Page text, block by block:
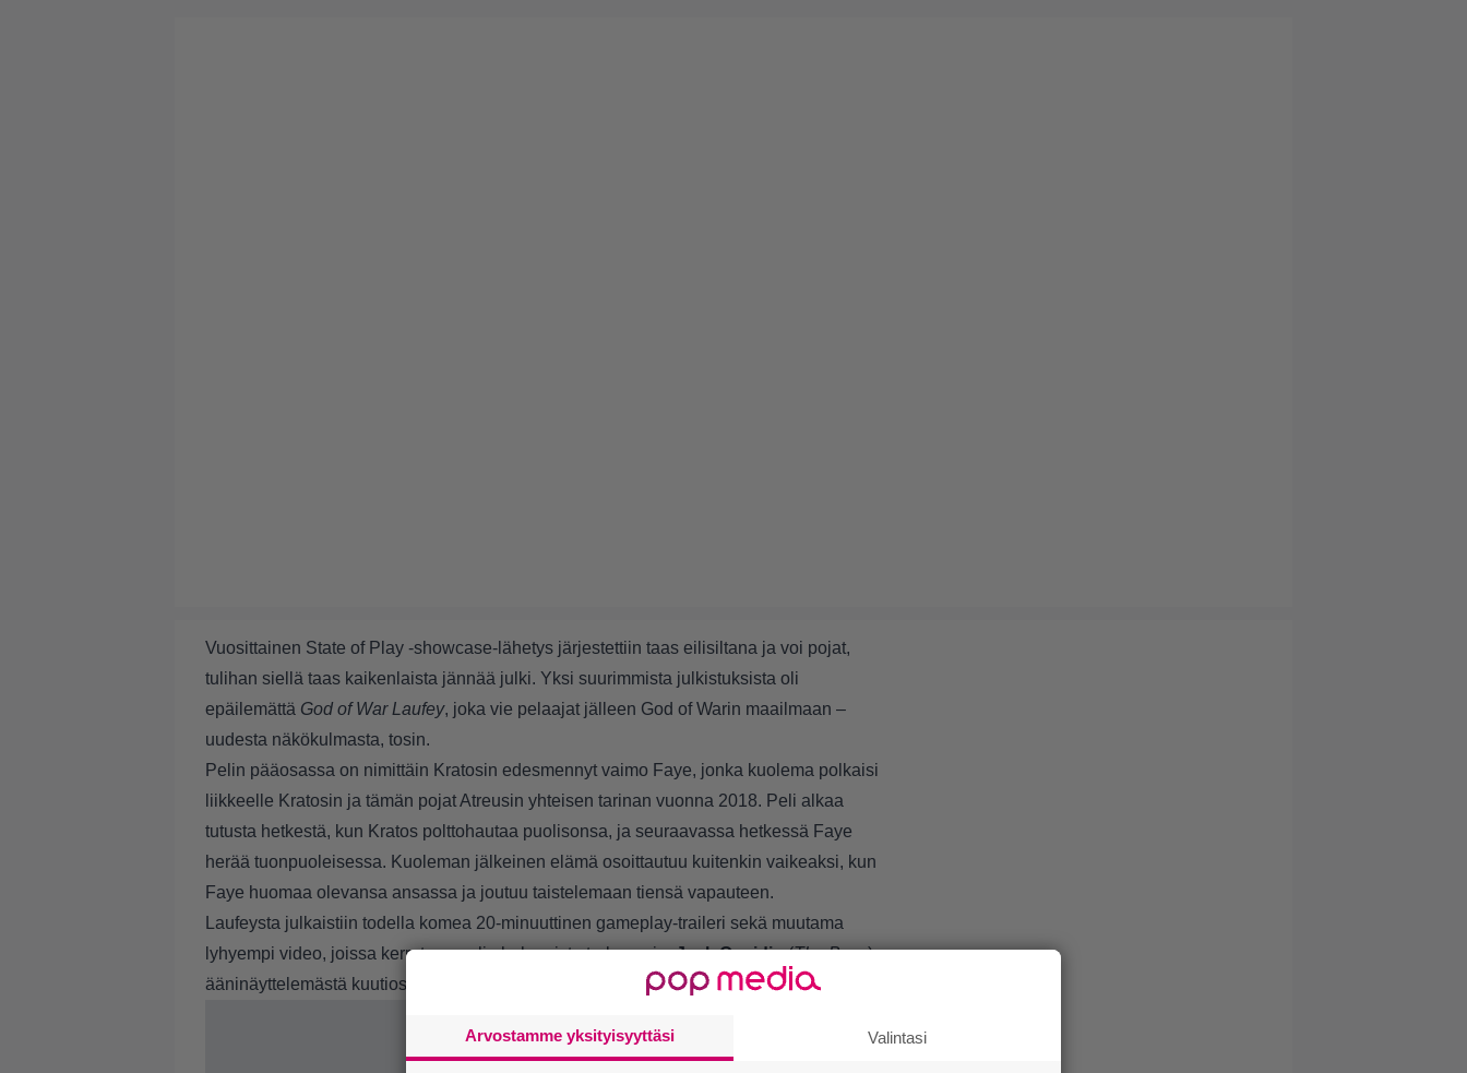
Vuosittainen State of Play -showcase-lähetys järjestettiin taas eilisiltana ja voi pojat,
tulihan siellä taas kaikenlaista jännää julki. Yksi suurimmista julkistuksista oli
epäilemättä God of War Laufey, joka vie pelaajat jälleen God of Warin maailmaan –
uudesta näkökulmasta, tosin.
Pelin pääosassa on nimittäin Kratosin edesmennyt vaimo Faye, jonka kuolema polkaisi
liikkeelle Kratosin ja tämän pojat Atreusin yhteisen tarinan vuonna 2018. Peli alkaa
tutusta hetkestä, kun Kratos polttohautaa puolisonsa, ja seuraavassa hetkessä Faye
herää tuonpuoleisessa. Kuoleman jälkeinen elämä osoittautuu kuitenkin vaikeaksi, kun
Faye huomaa olevansa ansassa ja joutuu taistelemaan tiensä vapauteen.
Laufeysta julkaistiin todella komea 20-minuuttinen gameplay-traileri sekä muutama
lyhyempi video, joissa kerrotaan pelin hahmoista tarkemmin.Jack Quaidin(The Boys)
ääninäyttelemästä kuutiosta tulee epäilemättä uusi fanisuosikki. Katso videot alempaa:
Arvostamme yksityisyyttäsi Valintasi